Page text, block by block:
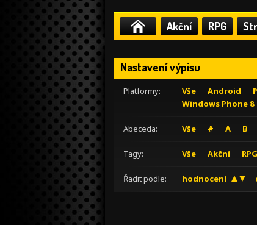
Akční RPG
Nastavení výpisu
Platformy: Vše Android
Windows Phone 8
Abeceda: Vše # A B
Tagy: Vše Akční RPG
Řadit podle: hodnocení